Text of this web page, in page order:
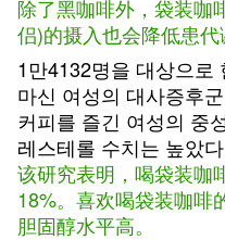
除了黑咖啡外，袋装咖
侣)的摄入也会降低患代
1만4132명을 대상으로
마신 여성의 대사증후
커피를 즐긴 여성의 중
레스테롤 수치는 높았
该研究表明，喝袋装咖
18%。喜欢喝袋装咖啡
胆固醇水平高。